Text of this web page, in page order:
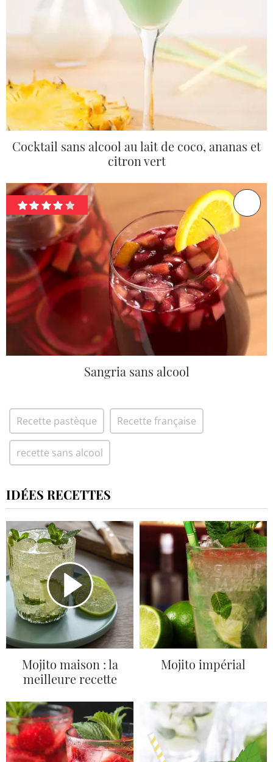
Cocktail sans alcool au lait de coco, ananas et
citron vert
Sangria sans alcool
Recette pastèque Recette française
recette sans alcool
IDÉES RECETTES
Mojito maison : la
meilleure recette
Mojito impérial